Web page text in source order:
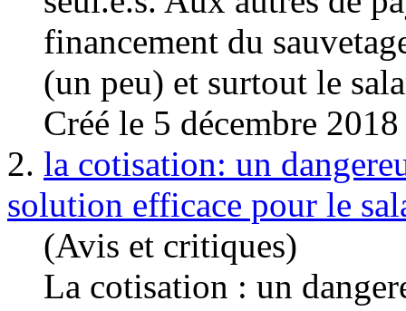
financement du
(un peu) et surtout le
Créé le 5 décembre 2018
2. la cotisation: un
solution efficace pour le
(Avis et critiques)
La cotisation : un